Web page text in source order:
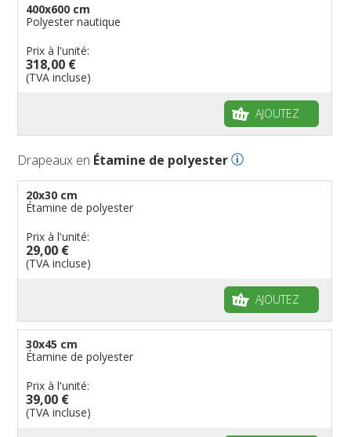
400x600 cm
Polyester nautique
Prix à l'unité:
318,00 €
(TVA incluse)
AJOUTEZ
Drapeaux en Étamine de polyester
20x30 cm
Étamine de polyester
Prix à l'unité:
29,00 €
(TVA incluse)
AJOUTEZ
30x45 cm
Étamine de polyester
Prix à l'unité:
39,00 €
(TVA incluse)